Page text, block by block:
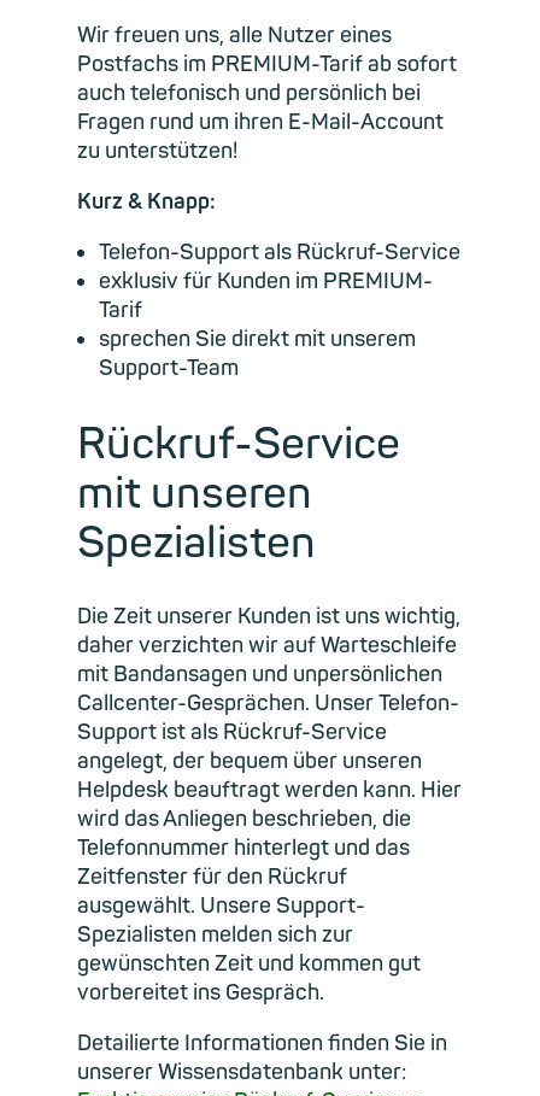
Wir freuen uns, alle Nutzer eines
Postfachs im PREMIUM-Tarif ab sofort
auch telefonisch und persönlich bei
Fragen rund um ihren E-Mail-Account
zu unterstützen!
Kurz & Knapp:
Telefon-Support als Rückruf-Service
exklusiv für Kunden im PREMIUM-
Tarif
sprechen Sie direkt mit unserem
Support-Team
Rückruf-Service
mit unseren
Spezialisten
Die Zeit unserer Kunden ist uns wichtig,
daher verzichten wir auf Warteschleife
mit Bandansagen und unpersönlichen
Callcenter-Gesprächen. Unser Telefon-
Support ist als Rückruf-Service
angelegt, der bequem über unseren
Helpdesk beauftragt werden kann. Hier
wird das Anliegen beschrieben, die
Telefonnummer hinterlegt und das
Zeitfenster für den Rückruf
ausgewählt. Unsere Support-
Spezialisten melden sich zur
gewünschten Zeit und kommen gut
vorbereitet ins Gespräch.
Detailierte Informationen finden Sie in
unserer Wissensdatenbank unter: